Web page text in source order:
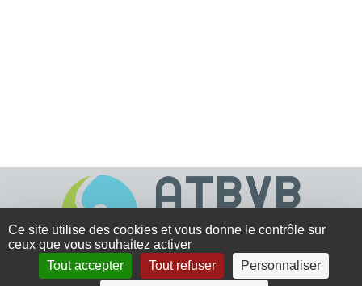
Ce site utilise des cookies et vous donne le contrôle sur
ceux que vous souhaitez activer
Tout accepter
Tout refuser
Personnaliser